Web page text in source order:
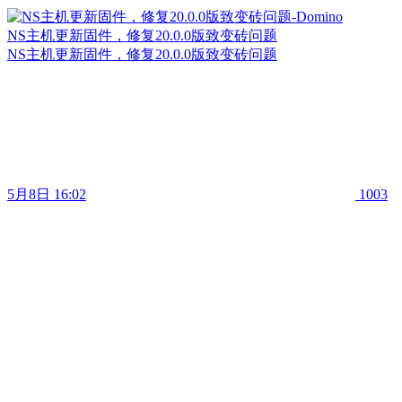
NS主机更新固件，修复20.0.0版致变砖问题
NS主机更新固件，修复20.0.0版致变砖问题
5月8日 16:02 1003